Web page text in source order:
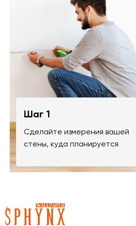
Шаг 1
Сделайте измерения вашей
стены, куда планируется